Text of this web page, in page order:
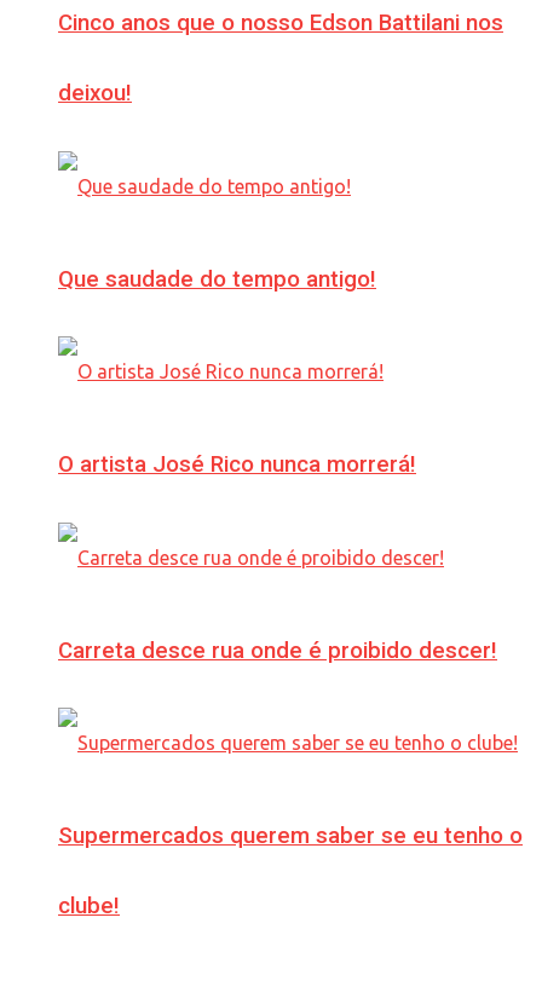
Cinco anos que o nosso Edson Battilani nos
deixou!
Que saudade do tempo antigo!
O artista José Rico nunca morrerá!
Carreta desce rua onde é proibido descer!
Supermercados querem saber se eu tenho o
clube!